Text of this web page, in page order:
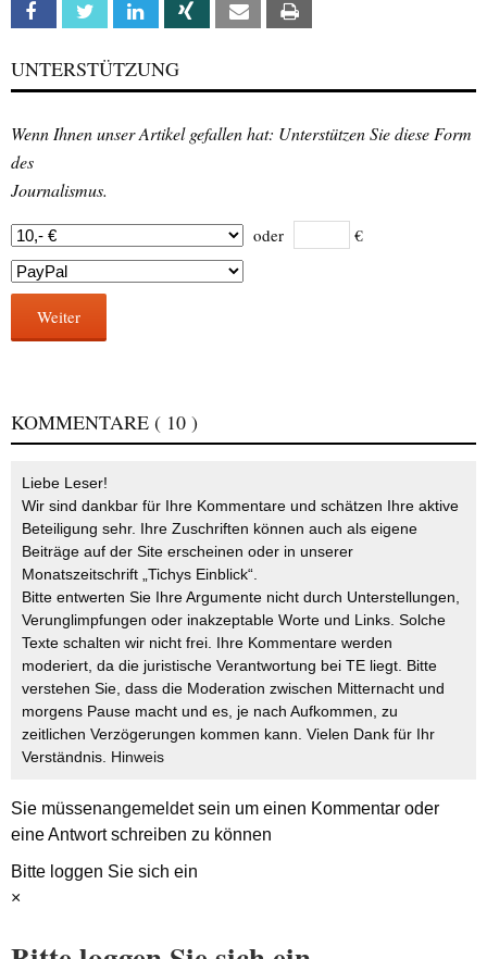
Facebook Twitter Linkedin Xing Email
UNTERSTÜTZUNG
Wenn Ihnen unser Artikel gefallen hat: Unterstützen Sie diese Form
des
Journalismus.
oder €
Weiter
KOMMENTARE ( 10 )
Liebe Leser!
Wir sind dankbar für Ihre Kommentare und schätzen Ihre aktive
Beteiligung sehr. Ihre Zuschriften können auch als eigene
Beiträge auf der Site erscheinen oder in unserer
Monatszeitschrift „Tichys Einblick“.
Bitte entwerten Sie Ihre Argumente nicht durch Unterstellungen,
Verunglimpfungen oder inakzeptable Worte und Links. Solche
Texte schalten wir nicht frei. Ihre Kommentare werden
moderiert, da die juristische Verantwortung bei TE liegt. Bitte
verstehen Sie, dass die Moderation zwischen Mitternacht und
morgens Pause macht und es, je nach Aufkommen, zu
zeitlichen Verzögerungen kommen kann. Vielen Dank für Ihr
Verständnis. Hinweis
Sie müssenangemeldetsein um einen Kommentar oder
eine Antwort schreiben zu können
Bitte loggen Sie sich ein
×